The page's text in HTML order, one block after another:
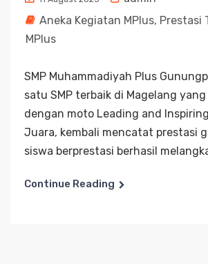
Aneka Kegiatan MPlus, Prestasi
MPlus
SMP Muhammadiyah Plus
satu SMP terbaik di Magelang
dengan moto Leading and
Juara, kembali mencatat prestasi
siswa berprestasi berhasil
Continue Reading